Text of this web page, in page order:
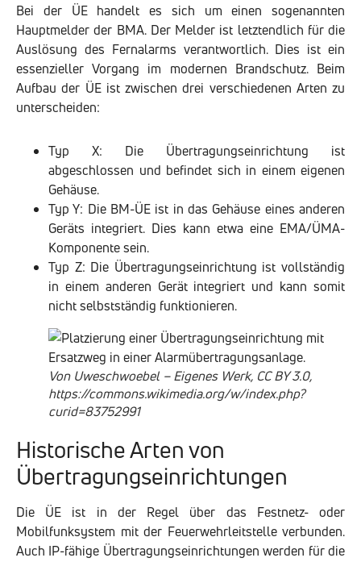
Bei der ÜE handelt es sich um einen sogenannten
Hauptmelder der BMA. Der Melder ist letztendlich für die
Auslösung des Fernalarms verantwortlich. Dies ist ein
essenzieller Vorgang im modernen Brandschutz. Beim
Aufbau der ÜE ist zwischen drei verschiedenen Arten zu
unterscheiden:
Typ X: Die Übertragungseinrichtung ist
abgeschlossen und befindet sich in einem eigenen
Gehäuse.
Typ Y: Die BM-ÜE ist in das Gehäuse eines anderen
Geräts integriert. Dies kann etwa eine EMA/ÜMA-
Komponente sein.
Typ Z: Die Übertragungseinrichtung ist vollständig
in einem anderen Gerät integriert und kann somit
nicht selbstständig funktionieren.
Von Uweschwoebel – Eigenes Werk, CC BY 3.0,
https://commons.wikimedia.org/w/index.php?
curid=83752991
Historische Arten von
Übertragungseinrichtungen
Die ÜE ist in der Regel über das Festnetz- oder
Mobilfunksystem mit der Feuerwehrleitstelle verbunden.
Auch IP-fähige Übertragungseinrichtungen werden für die